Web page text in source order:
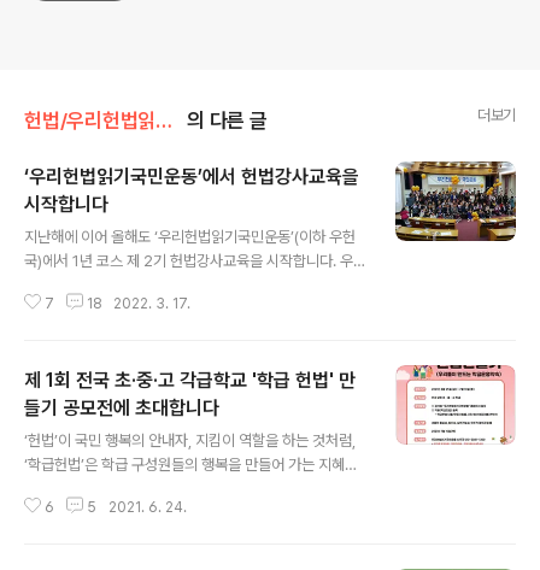
헌법/우리헌법읽기국민운동 의 다른 글 더보기
‘우리헌법읽기국민운동’에서 헌법강사교육을
시작합니다
지난해에 이어 올해도 ‘우리헌법읽기국민운동’(이하 우헌
국)에서 1년 코스 제 2기 헌법강사교육을 시작합니다. 우헌
수 있는 가장 의미 있는 일이 무었인가를 고민하다 ‘주권자
없다는 생각에서 헌법 교육을 시작하게 되었습니다. 올해
수강을 신청한 분은 전국에서 모두 49명입니다. 매주 수요
일 저녁 8시부터 한 시간 30분, 어제는 상해지부와 북경에
서도 지원하신분도 함께 공부를 했습니다. 우헌국의 헌법
강사교육은 JTBC의 차이나는 ’클레스‘처럼 강사와 수강
자가 열린 대화법으로 함께 공부하는 시간으로 진행합니
7 18 2022. 3. 17.
제 1회 전국 초·중·고 각급학교 '학급 헌법' 만
들기 공모전에 초대합니다
‘헌법’이 국민 행복의 안내자, 지킴이 역할을 하는 것처럼,
‘학급헌법’은 학급 구성원들의 행복을 만들어 가는 지혜로
조합이 학급 학생들이 함께 사는 민주적인 세상을 위한 나
6 5 2021. 6. 24.